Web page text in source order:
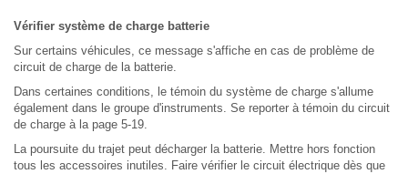
Vérifier système de charge batterie
Sur certains véhicules, ce message s'affiche en cas de problème de
circuit de charge de la batterie.
Dans certaines conditions, le témoin du système de charge s'allume
également dans le groupe d'instruments. Se reporter à témoin du circuit
de charge à la page 5-19.
La poursuite du trajet peut décharger la batterie. Mettre hors fonction
tous les accessoires inutiles. Faire vérifier le circuit électrique dès que